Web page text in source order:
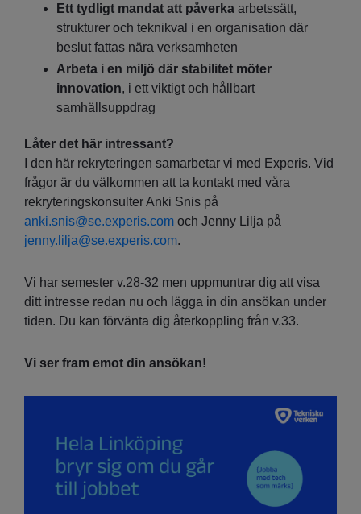
Ett tydligt mandat att påverka arbetssätt,
strukturer och teknikval i en organisation där
beslut fattas nära verksamheten
Arbeta i en miljö där stabilitet möter
innovation, i ett viktigt och hållbart
samhällsuppdrag
Låter det här intressant?
I den här rekryteringen samarbetar vi med Experis. Vid
frågor är du välkommen att ta kontakt med våra
rekryteringskonsulter Anki Snis på
anki.snis@se.experis.com och Jenny Lilja på
jenny.lilja@se.experis.com.
Vi har semester v.28-32 men uppmuntrar dig att visa
ditt intresse redan nu och lägga in din ansökan under
tiden. Du kan förvänta dig återkoppling från v.33.
Vi ser fram emot din ansökan!